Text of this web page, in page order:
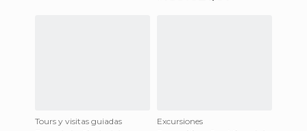
Tours y visitas guiadas
Excursiones